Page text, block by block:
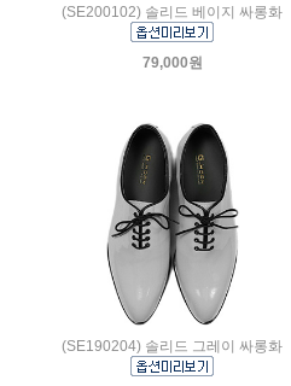
(SE200102) 솔리드 베이지 싸롱화
79,000원
(SE190204) 솔리드 그레이 싸롱화